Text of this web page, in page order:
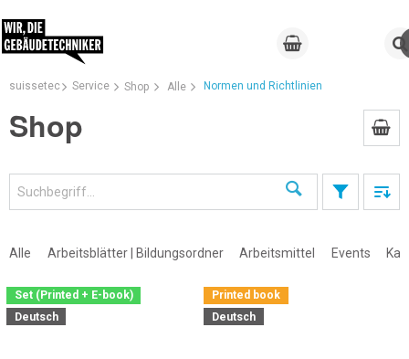
suissetec Service Shop Alle Normen und Richtlinien
Shop
Suchen
Alle Arbeitsblätter | Bildungsordner Arbeitsmittel Events
Set (Printed + E-book)
Deutsch
Printed book
Deutsch